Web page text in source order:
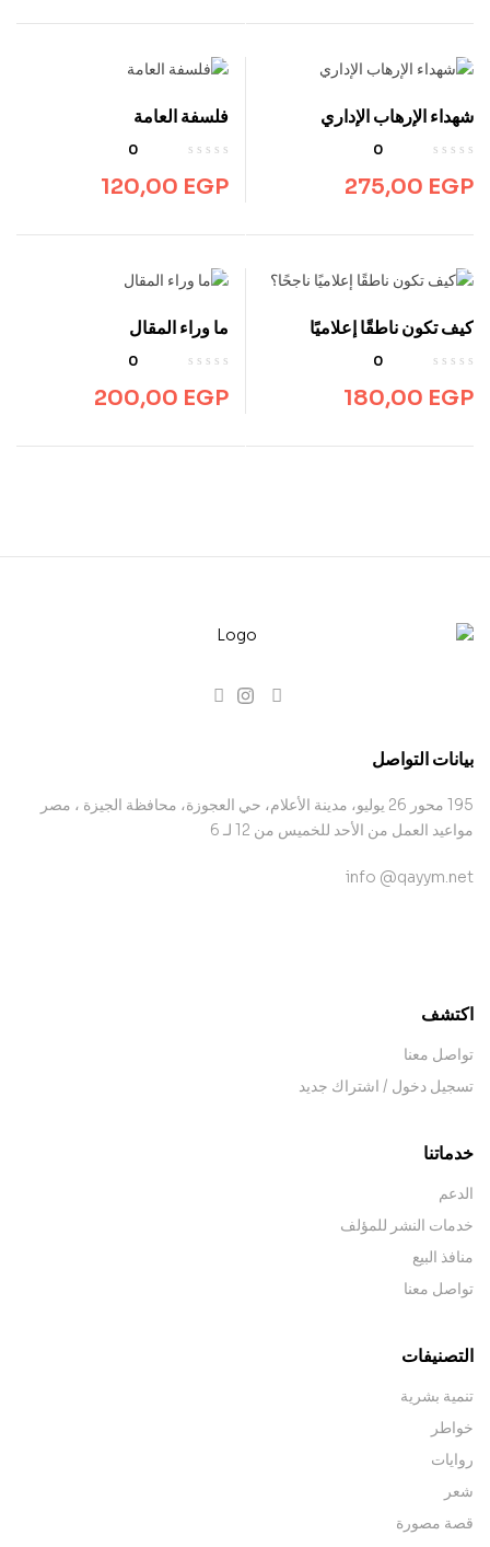
شهداء الإرهاب الإداري
0
275,00 EGP
فلسفة العامة
0
120,00 EGP
كيف تكون ناطقًا إعلاميًا
ناجحًا؟
0
180,00 EGP
ما وراء المقال
0
200,00 EGP
بيانات التواصل
195 محور 26 يوليو، مدينة الأعلام، حي العجوزة، محافظة الجيزة ، مصر
مواعيد العمل من الأحد للخميس من 12 لـ 6
info @qayym.net
اكتشف
تواصل معنا
تسجيل دخول / اشتراك جديد
خدماتنا
الدعم
خدمات النشر للمؤلف
منافذ البيع
تواصل معنا
التصنيفات
تنمية بشرية
خواطر
روايات
شعر
قصة مصورة